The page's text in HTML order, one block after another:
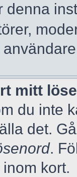
denna
mitt
du inte
det.
.
kort.